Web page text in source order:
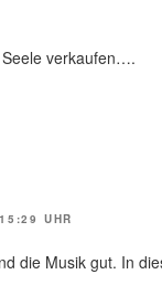
verkaufen….
UHR
die Musik gut. In